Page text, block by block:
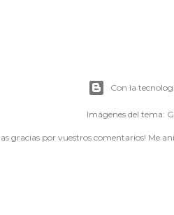
Con la
Imágenes del tema:
gracias por vuestros comentarios! Me